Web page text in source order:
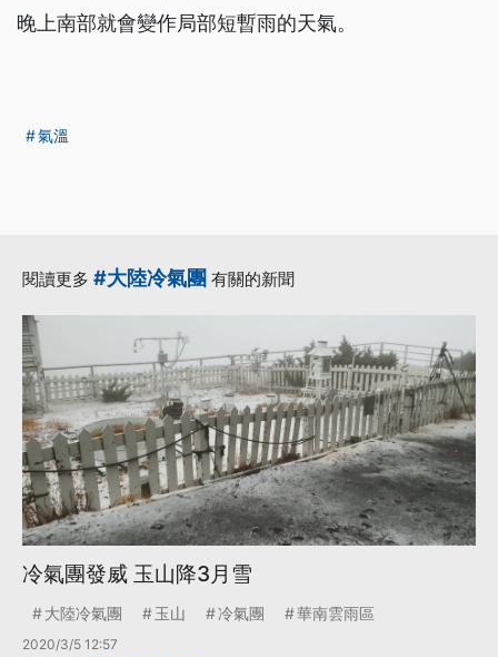
晚上南部就會變作局部短暫雨的天氣。
氣溫
閱讀更多 #大陸冷氣團 有關的新聞
冷氣團發威 玉山降3月雪
大陸冷氣團 玉山 冷氣團 華南雲雨區
2020/3/5 12:57